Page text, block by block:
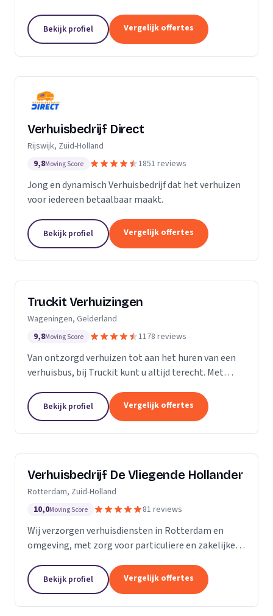
opslag van inboedel, de- en montageservice,...
Bekijk profiel Vergelijk offertes
Verhuisbedrijf Direct
Rijswijk, Zuid-Holland
9,8Moving Score 1851 reviews
Jong en dynamisch Verhuisbedrijf dat het verhuizen
voor iedereen betaalbaar maakt.
Bekijk profiel Vergelijk offertes
Truckit Verhuizingen
Wageningen, Gelderland
9,8Moving Score 1178 reviews
Van ontzorgd verhuizen tot aan het huren van een
verhuisbus, bij Truckit kunt u altijd terecht. Met
klanten geholpen door heel Nederland.
Bekijk profiel Vergelijk offertes
Verhuisbedrijf De Vliegende Hollander
Rotterdam, Zuid-Holland
10,0Moving Score 81 reviews
Wij verzorgen verhuisdiensten in Rotterdam en
omgeving, met zorg voor particuliere en zakelijke
Bekijk profiel Vergelijk offertes